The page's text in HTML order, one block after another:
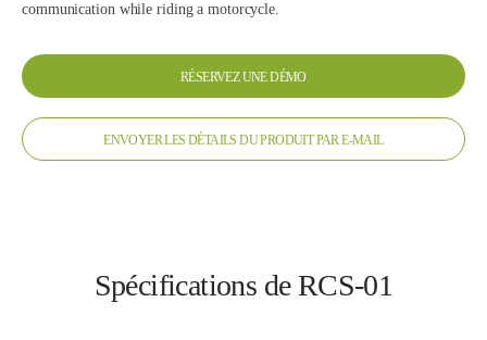
communication while riding a motorcycle.
RÉSERVEZ UNE DÉMO
ENVOYER LES DÉTAILS DU PRODUIT PAR E-MAIL
Spécifications de RCS-01